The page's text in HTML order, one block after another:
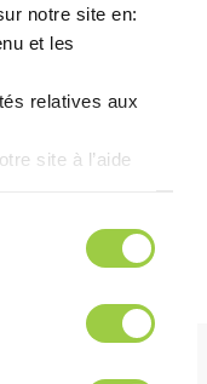
notre site en:​
et les
relatives aux
site à l’aide
Pas de
modifier à
l'onglet Gérer
志